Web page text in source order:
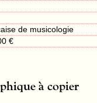
de musicologie
€
à copier